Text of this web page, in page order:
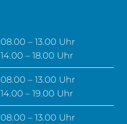
08.00 – 13.00 Uhr
14.00 – 18.00 Uhr
08.00 – 13.00 Uhr
14.00 – 19.00 Uhr
08.00 – 13.00 Uhr